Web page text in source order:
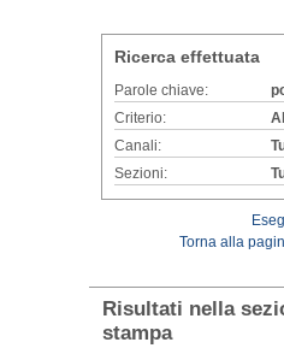
Ricerca effettuata
Parole chiave:
Criterio:
Canali:
Sezioni:
Torna alla
Risultati nella
stampa